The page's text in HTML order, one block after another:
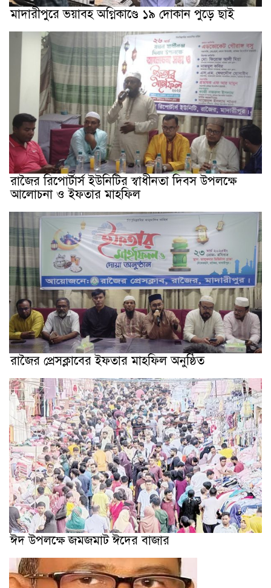
মাদারীপুরে ভয়াবহ অগ্নিকাণ্ডে ১৯ দোকান পুড়ে ছাই
রাজৈর রিপোর্টার্স ইউনিটির স্বাধীনতা দিবস উপলক্ষে
আলোচনা ও ইফতার মাহফিল
রাজৈর প্রেসক্লাবের ইফতার মাহফিল অনুষ্ঠিত
ঈদ উপলক্ষে জমজমাট ঈদের বাজার